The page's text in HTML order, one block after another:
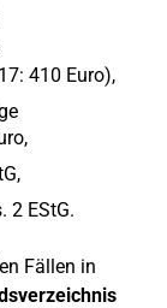
410 Euro),
2 EStG.
Fällen in